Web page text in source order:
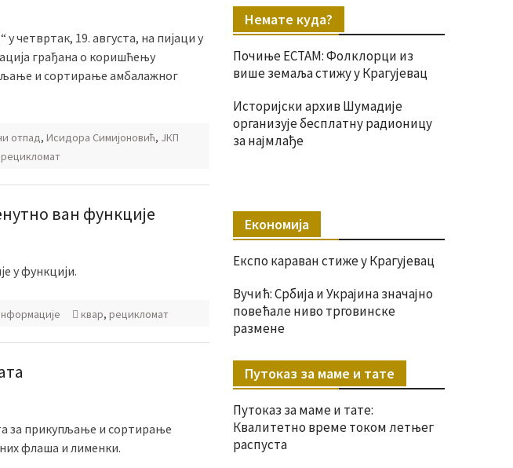
четвртак, 19. августа, на пијаци у
грађана о коришћењу
и сортирање амбалажног
отпад, Исидора Симијоновић, ЈКП
рецикломат
ван функције
у функцији.
квар, рецикломат
за прикупљање и сортирање
флаша и лименки.
Немате куда?
Почиње ЕСТАМ: Фолклорци из
више земаља стижу у Крагујевац
Историјски архив Шумадије
организује бесплатну радионицу
за најмлађе
Економија
Експо караван стиже у Крагујевац
Вучић: Србија и Украјина значајно
повећале ниво трговинске
размене
Путоказ за маме и тате
Путоказ за маме и тате:
Квалитетно време током летњег
распуста